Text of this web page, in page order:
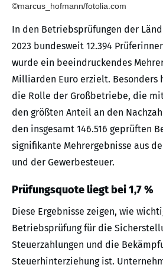
©marcus_hofmann/fotolia.com
In den Betriebsprüfungen der
2023 bundesweit 12.394
wurde ein beeindruckendes
Milliarden Euro erzielt. Besonders
die Rolle der Großbetriebe, die
den größten Anteil an den
den insgesamt 146.516 geprüften
signifikante Mehrergebnisse aus
und der Gewerbesteuer.
Prüfungsquote liegt bei 1,7 %
Diese Ergebnisse zeigen, wie
Betriebsprüfung für die
Steuerzahlungen und die
Steuerhinterziehung ist.